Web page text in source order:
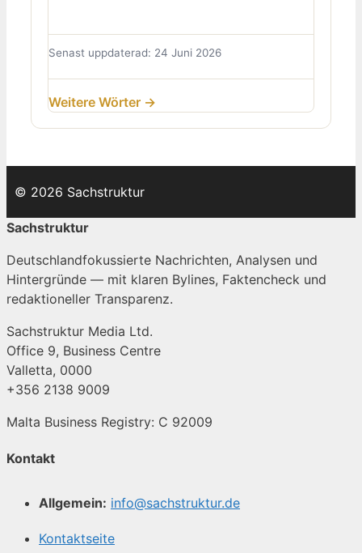
Senast uppdaterad: 24 Juni 2026
Weitere Wörter →
© 2026 Sachstruktur
Sachstruktur
Deutschlandfokussierte Nachrichten, Analysen und
Hintergründe — mit klaren Bylines, Faktencheck und
redaktioneller Transparenz.
Sachstruktur Media Ltd.
Office 9, Business Centre
Valletta, 0000
+356 2138 9009
Malta Business Registry: C 92009
Kontakt
Allgemein: info@sachstruktur.de
Kontaktseite